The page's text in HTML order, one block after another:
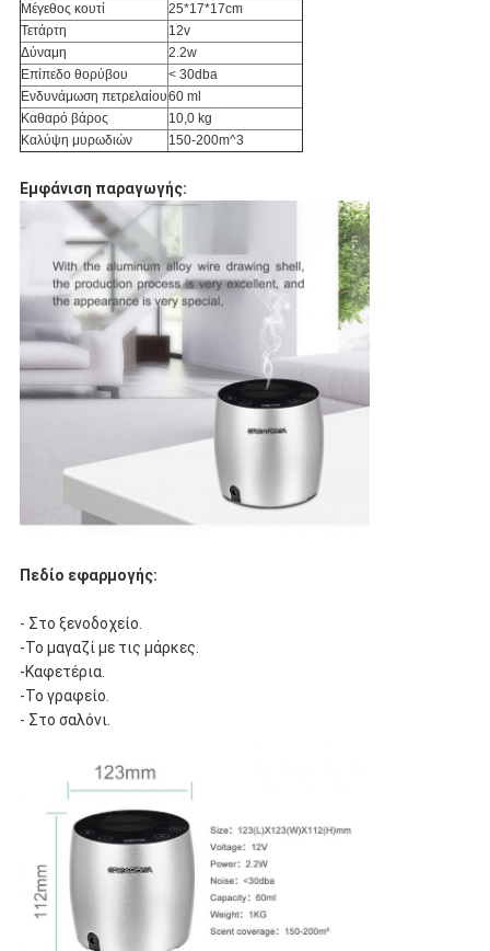
Μέγεθος κουτί
25*17*17cm
Τετάρτη
12v
Δύναμη
2.2w
Επίπεδο θορύβου
< 30dba
Ενδυνάμωση πετρελαίου60 ml
Καθαρό βάρος
10,0 kg
Καλύψη μυρωδιών
150-200m^3
Εμφάνιση παραγωγής:
Πεδίο εφαρμογής:
- Στο ξενοδοχείο.
-Το μαγαζί με τις μάρκες.
-Καφετέρια.
-Το γραφείο.
- Στο σαλόνι.